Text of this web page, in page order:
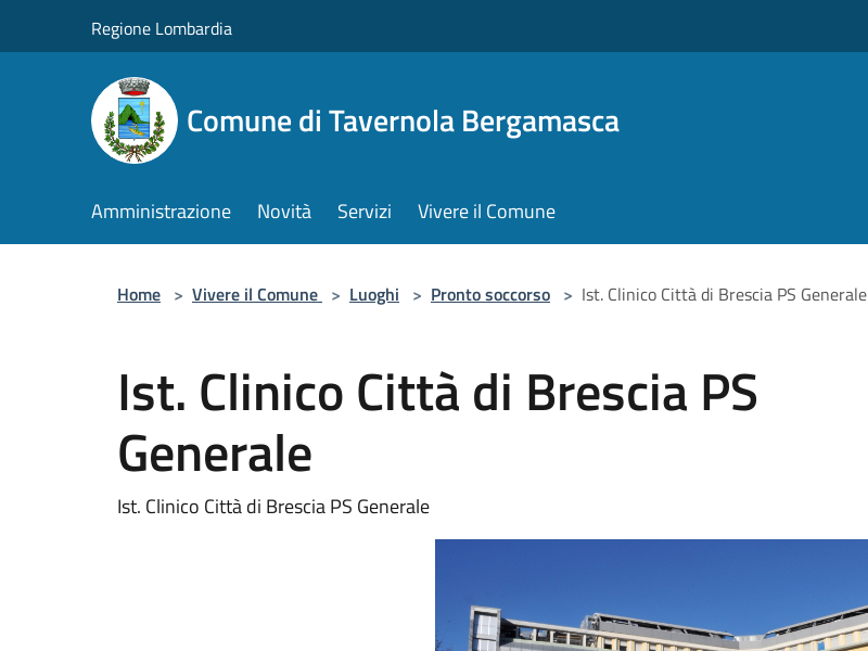
Regione Lombardia
Comune di Tavernola Bergamasca
Amministrazione Novità Servizi Vivere il Comune
Home > Vivere il Comune > Luoghi > Pronto soccorso > Ist. Clinico Città di Brescia PS Generale
Ist. Clinico Città di Brescia PS
Generale
Ist. Clinico Città di Brescia PS Generale